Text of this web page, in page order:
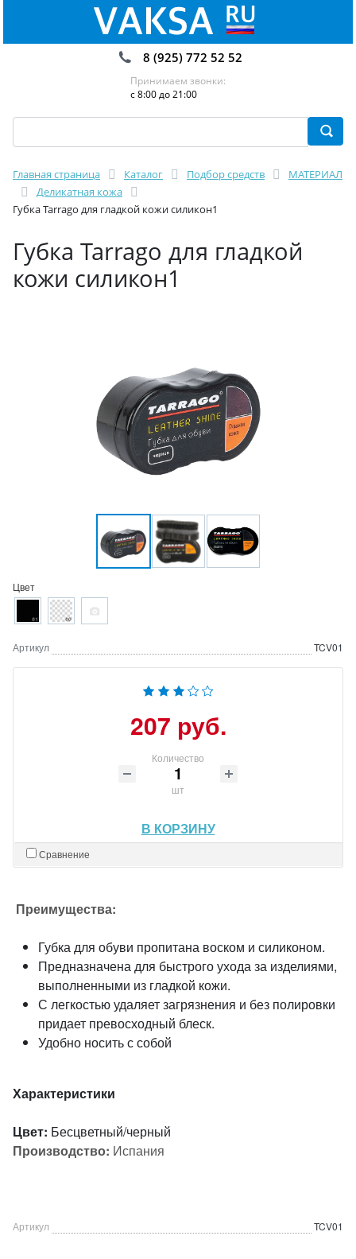
8 (925) 772 52 52
Принимаем звонки:
с 8:00 до 21:00
Главная страница Каталог Подбор средств
МАТЕРИАЛ
Деликатная кожа
Губка Tarrago для гладкой кожи силикон1
Губка Tarrago для гладкой
кожи силикон1
Цвет
Артикул TCV01
207 руб.
Количество
шт
В КОРЗИНУ
Сравнение
Преимущества:
Губка для обуви пропитана воском и силиконом.
Предназначена для быстрого ухода за изделиями,
выполненными из гладкой кожи.
С легкостью удаляет загрязнения и без полировки
придает превосходный блеск.
Удобно носить с собой
Характеристики
Цвет: Бесцветный/черный
Производство: Испания
Артикул TCV01